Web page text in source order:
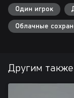
Один игрок
Облачные
Другим